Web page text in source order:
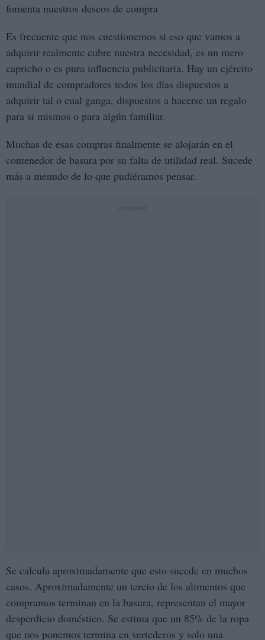
fomenta nuestros deseos de compra
Es frecuente que nos cuestionemos si eso que vamos a
adquirir realmente cubre nuestra necesidad, es un mero
capricho o es pura influencia publicitaria. Hay un ejército
mundial de compradores todos los días dispuestos a
adquirir tal o cual ganga, dispuestos a hacerse un regalo
para si mismos o para algún familiar.
Muchas de esas compras finalmente se alojarán en el
contenedor de basura por su falta de utilidad real. Sucede
más a menudo de lo que pudiéramos pensar.
Se calcula aproximadamente que esto sucede en muchos
casos. Aproximadamente un tercio de los alimentos que
compramos terminan en la basura, representan el mayor
desperdicio doméstico. Se estima que un 85% de la ropa
que nos ponemos termina en vertederos y solo una